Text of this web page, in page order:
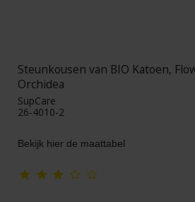
Steunkousen van BIO Katoen,
Orchidea
SupCare
26-4010-2
Bekijk hier de maattabel